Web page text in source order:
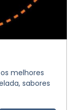
melhores
sabores